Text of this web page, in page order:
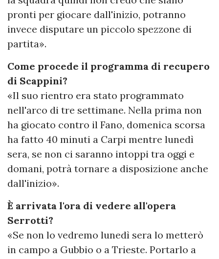
pronti per giocare dall'inizio, potranno
invece disputare un piccolo spezzone di
partita».
Come procede il programma di recupero
di Scappini?
«Il suo rientro era stato programmato
nell'arco di tre settimane. Nella prima non
ha giocato contro il Fano, domenica scorsa
ha fatto 40 minuti a Carpi mentre lunedì
sera, se non ci saranno intoppi tra oggi e
domani, potrà tornare a disposizione anche
dall'inizio».
È arrivata l'ora di vedere all'opera
Serrotti?
«Se non lo vedremo lunedì sera lo metterò
in campo a Gubbio o a Trieste. Portarlo a